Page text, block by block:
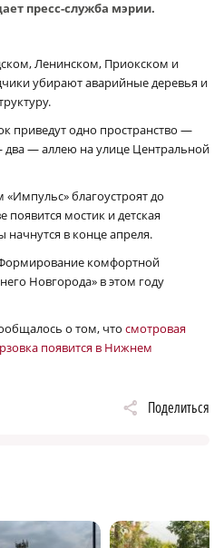
пресс-служба мэрии.
Ленинском, Приокском и
убирают аварийные деревья и
приведут одно пространство —
— аллею на улице Центральной
благоустроят до
появится мостик и детская
в конце апреля.
комфортной
Новгорода» в этом году
о том, что смотровая
появится в Нижнем
Поделиться